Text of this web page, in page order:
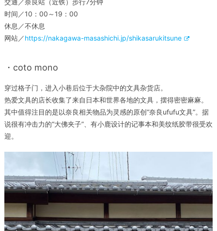
交通／奈良站（近铁）步行7分钟
时间／10：00～19：00
休息／不休息
网站／https://nakagawa-masashichi.jp/shikasarukitsune
・coto mono
穿过格子门，进入小巷后位于大杂院中的文具杂货店。
热爱文具的店长收集了来自日本和世界各地的文具，摆得密密麻麻。
其中值得注目的是以奈良相关物品为灵感的原创“奈良ufufu文具”。据
说很有冲击力的“大佛夹子”、有小鹿设计的记事本和美纹纸胶带很受欢
迎。